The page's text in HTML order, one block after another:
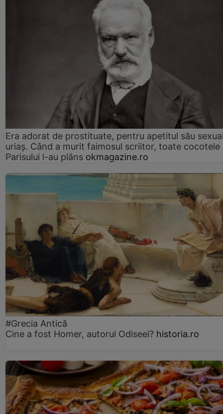
Era adorat de prostituate, pentru apetitul său
uriaș. Când a murit faimosul scriitor, toate cocotele
Parisului l-au plâns okmagazine.ro
#Grecia Antică
Cine a fost Homer, autorul Odiseei? historia.ro